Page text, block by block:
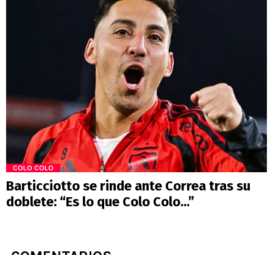
COLO COLO
Barticciotto se rinde ante Correa tras su
doblete: “Es lo que Colo Colo...”